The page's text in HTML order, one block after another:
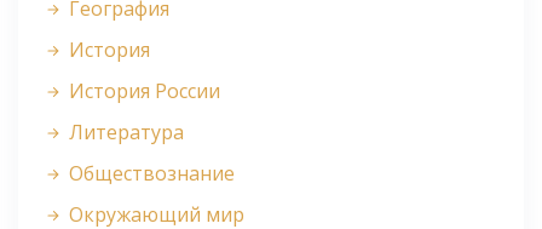
География
История
История России
Литература
Обществознание
Окружающий мир